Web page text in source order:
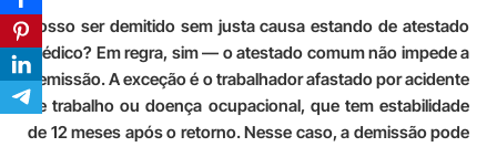
Posso ser demitido sem justa causa estando de atestado
médico? Em regra, sim — o atestado comum não impede a
demissão. A exceção é o trabalhador afastado por acidente
de trabalho ou doença ocupacional, que tem estabilidade
de 12 meses após o retorno. Nesse caso, a demissão pode